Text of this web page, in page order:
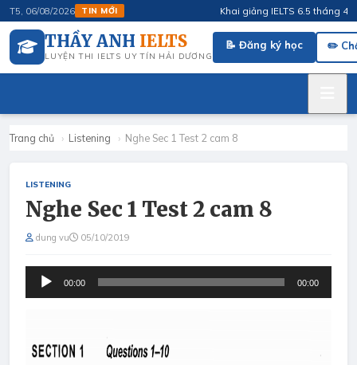
T5, 06/08/2026 TIN MỚI Khai giảng IELTS 6.5 tháng 4/
THẦY ANH IELTS
LUYỆN THI IELTS UY TÍN HẢI DƯƠNG
📝 Đăng ký học ✏️
Trang chủ › Listening › Nghe Sec 1 Test 2 cam 8
LISTENING
Nghe Sec 1 Test 2 cam 8
dung vu 05/10/2019
Audio
Player
00:00 00:00